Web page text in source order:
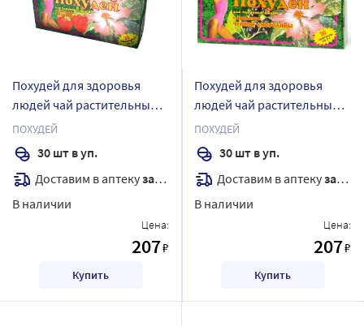
Похудей для здоровья
людей чай растительный/
клубника 2 гр 30 шт.
фильтр-пакеты
ПОХУДЕЙ
30 шт в уп.
Доставим в аптекузавтра
В наличии
Цена:
207₽
Купить
Похудей для здоровья
людей чай растительный/
черная смородина 2 гр 30
шт. фильтр-пакеты
ПОХУДЕЙ
30 шт в уп.
Доставим в аптекузавтра
В наличии
Цена:
207₽
Купить